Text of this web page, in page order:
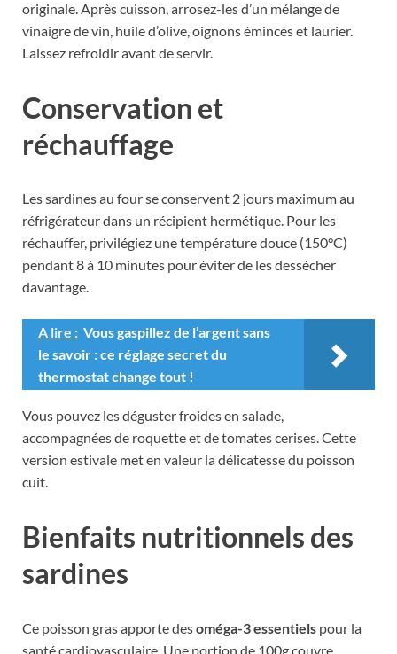
originale. Après cuisson, arrosez-les d’un mélange de
vinaigre de vin, huile d’olive, oignons émincés et laurier.
Laissez refroidir avant de servir.
Conservation et
réchauffage
Les sardines au four se conservent 2 jours maximum au
réfrigérateur dans un récipient hermétique. Pour les
réchauffer, privilégiez une température douce (150°C)
pendant 8 à 10 minutes pour éviter de les dessécher
davantage.
A lire : Vous gaspillez de l’argent sans
le savoir : ce réglage secret du
thermostat change tout !
Vous pouvez les déguster froides en salade,
accompagnées de roquette et de tomates cerises. Cette
version estivale met en valeur la délicatesse du poisson
cuit.
Bienfaits nutritionnels des
sardines
Ce poisson gras apporte desoméga-3 essentiels pour la
santé cardiovasculaire. Une portion de 100g couvre